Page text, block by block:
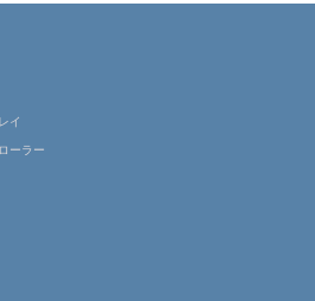
イ
ーラー